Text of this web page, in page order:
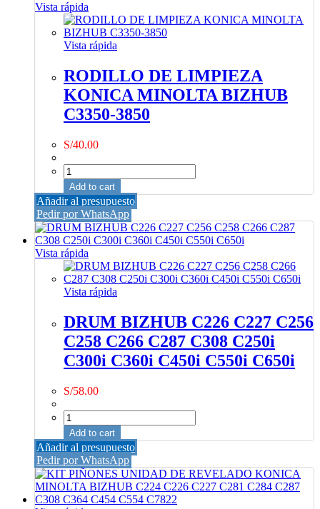
Vista rápida
Vista rápida
RODILLO DE LIMPIEZA
KONICA MINOLTA BIZHUB
C3350-3850
S/40.00
RODILLO
DE
LIMPIEZA
KONICA
MINOLTA
BIZHUB
C3350-
3850
quantity
Add to cart
Añadir al presupuesto
Pedir por WhatsApp
Vista rápida
Vista rápida
DRUM BIZHUB C226 C227 C256
C258 C266 C287 C308 C250i
C300i C360i C450i C550i C650i
S/58.00
DRUM
BIZHUB
C226
C227
C256
C258
C266
C287
Add to cart
Añadir al presupuesto
Pedir por WhatsApp